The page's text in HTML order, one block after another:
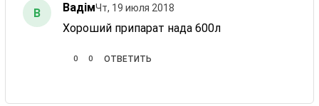
В ВадімЧт, 19 июля 2018
Хороший припарат нада 600л
0 0 ОТВЕТИТЬ